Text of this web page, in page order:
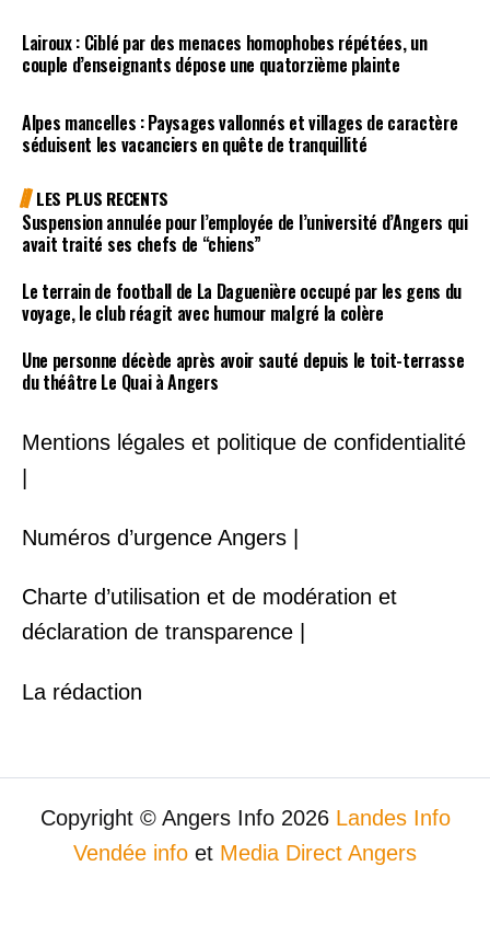
Lairoux : Ciblé par des menaces homophobes répétées, un
couple d’enseignants dépose une quatorzième plainte
Alpes mancelles : Paysages vallonnés et villages de caractère
séduisent les vacanciers en quête de tranquillité
LES PLUS RECENTS
Suspension annulée pour l’employée de l’université d’Angers qui
avait traité ses chefs de “chiens”
Le terrain de football de La Daguenière occupé par les gens du
voyage, le club réagit avec humour malgré la colère
Une personne décède après avoir sauté depuis le toit-terrasse
du théâtre Le Quai à Angers
Mentions légales et politique de confidentialité
Numéros d’urgence Angers |
Charte d’utilisation et de modération et
déclaration de transparence |
La rédaction
Copyright © Angers Info 2026 Landes Info
Vendée info et Media Direct Angers